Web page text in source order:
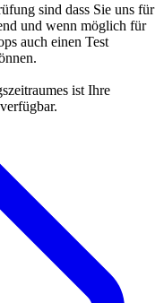
sind dass Sie uns für
und wenn möglich für
auch einen Test
ist Ihre